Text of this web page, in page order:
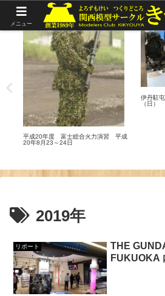
リポート
平成20年度 富士総合火力演習 平成
20年8月23～24日
リポー
伊丹駐
（日）
2019年
リポート
THE
FUKUOKA
メニュー